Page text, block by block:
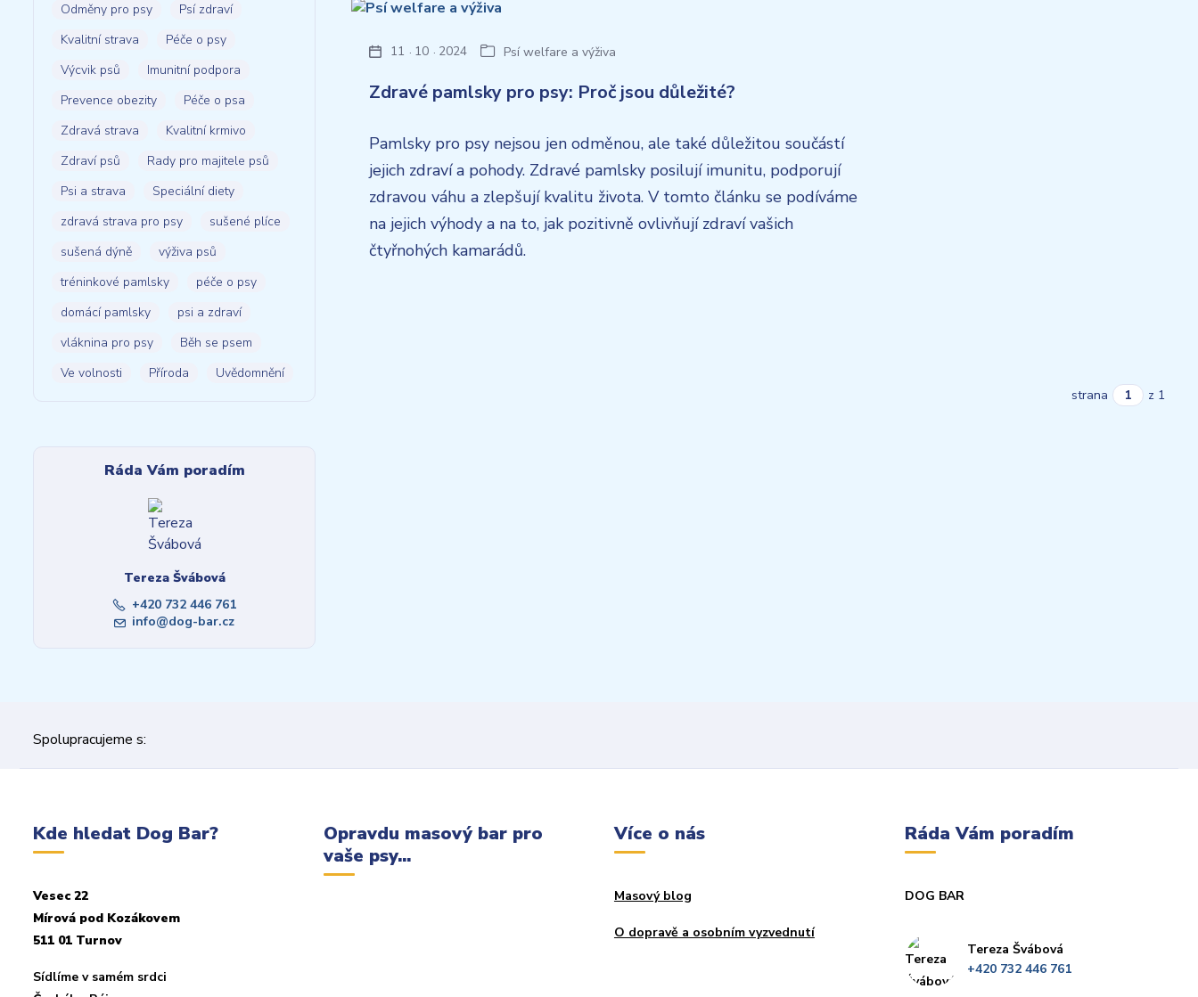
Odměny pro psy
Psí zdraví
Kvalitní strava
Péče o psy
Výcvik psů
Imunitní podpora
Prevence obezity
Péče o psa
Zdravá strava
Kvalitní krmivo
Zdraví psů
Rady pro majitele psů
Psi a strava
Speciální diety
zdravá strava pro psy
sušené plíce
sušená dýně
výživa psů
tréninkové pamlsky
péče o psy
domácí pamlsky
psi a zdraví
vláknina pro psy
Běh se psem
Ve volnosti
Příroda Uvědomnění
Ráda Vám poradím
Tereza Švábová
+420 732 446 761
info@dog-bar.cz
Zdravé pamlsky pro psy: Proč jsou důležité?
11 10 2024 Psí welfare a výživa
Pamlsky pro psy nejsou jen odměnou, ale také důležitou součástí
jejich zdraví a pohody. Zdravé pamlsky posilují imunitu, podporují
zdravou váhu a zlepšují kvalitu života. V tomto článku se podíváme
na jejich výhody a na to, jak pozitivně ovlivňují zdraví vašich
čtyřnohých kamarádů.
strana z 1
Spolupracujeme s:
Kde hledat Dog Bar?
Vesec 22
Mírová pod Kozákovem
511 01 Turnov
Sídlíme v samém srdci
Opravdu masový bar pro
vaše psy...
Více o nás
Masový blog
O dopravě a osobním vyzvednutí
Ráda Vám poradím
DOG BAR
Tereza Švábová
+420 732 446 761